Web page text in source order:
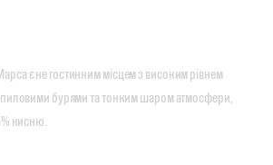
є не гостинним місцем з високим рівнем
пиловими бурями та тонким шаром атмосфери,
кисню.